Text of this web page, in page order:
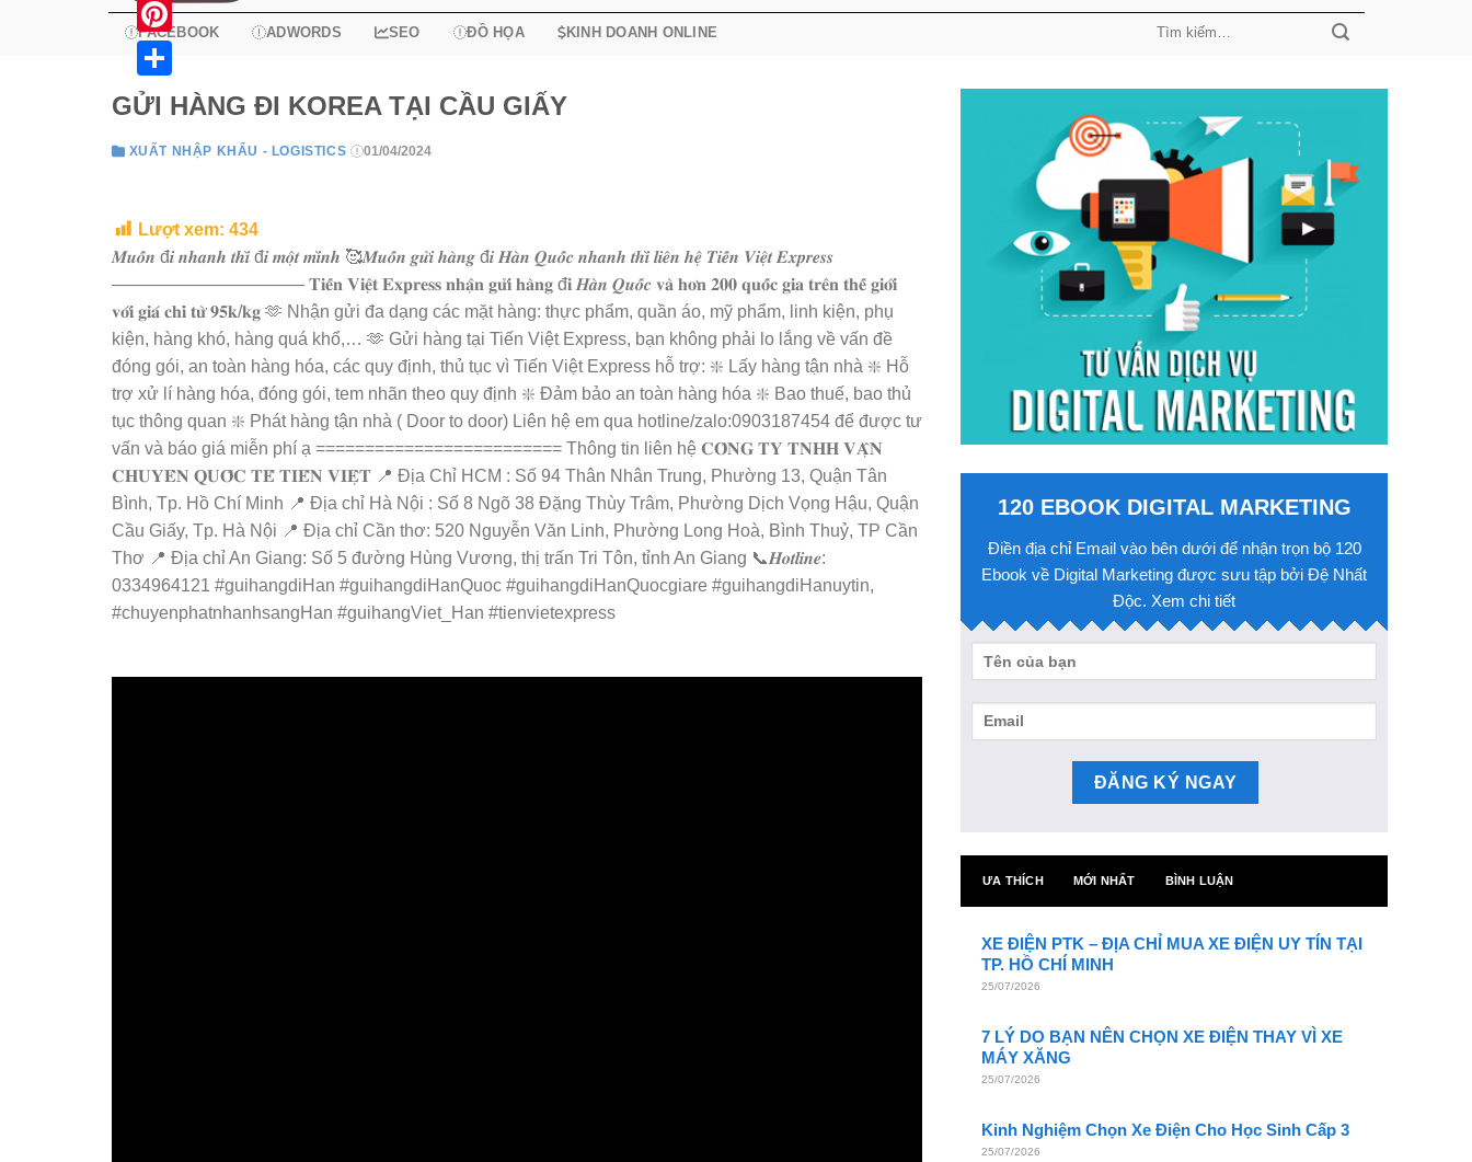
FACEBOOK ADWORDS SEO ĐỒ HỌA KINH DOANH ONLINE
GỬI HÀNG ĐI KOREA TẠI CẦU GIẤY
XUẤT NHẬP KHẨU - LOGISTICS 01/04/2024
Lượt xem: 434
𝑴𝒖𝒐̂́𝒏 đ𝒊 𝒏𝒉𝒂𝒏𝒉 𝒕𝒉𝒊̀ đ𝒊 𝒎𝒐̣̂𝒕 𝒎𝒊̀𝒏𝒉 🥰𝑴𝒖𝒐̂́𝒏 𝒈𝒖̛̉𝒊 𝒉𝒂̀𝒏𝒈 đ𝒊 𝑯𝒂̀𝒏 𝑸𝒖𝒐̂́𝒄 𝒏𝒉𝒂𝒏𝒉 𝒕𝒉𝒊̀ 𝒍𝒊𝒆̂𝒏 𝒉𝒆̣̂ 𝑻𝒊𝒆̂́𝒏 𝑽𝒊𝒆̣̂𝒕 𝑬𝒙𝒑𝒓𝒆𝒔𝒔
——————————— 𝐓𝐢𝐞̂́𝐧 𝐕𝐢𝐞̣̂𝐭 𝐄𝐱𝐩𝐫𝐞𝐬𝐬 𝐧𝐡𝐚̣̂𝐧 𝐠𝐮̛̉𝐢 𝐡𝐚̀𝐧𝐠 đ𝐢 𝑯𝒂̀𝒏 𝑸𝒖𝒐̂́𝒄 𝐯𝐚̀ 𝐡𝐨̛𝐧 𝟐𝟎𝟎 𝐪𝐮𝐨̂́𝐜 𝐠𝐢𝐚 𝐭𝐫𝐞̂𝐧 𝐭𝐡𝐞̂́ 𝐠𝐢𝐨̛́𝐢
𝐯𝐨̛́𝐢 𝐠𝐢𝐚́ 𝐜𝐡𝐢̉ 𝐭𝐮̛̀ 𝟗𝟓𝐤/𝐤𝐠 🫶 Nhận gửi đa dạng các mặt hàng: thực phẩm, quần áo, mỹ phẩm, linh kiện, phụ
kiện, hàng khó, hàng quá khổ,… 🫶 Gửi hàng tại Tiến Việt Express, bạn không phải lo lắng về vấn đề
đóng gói, an toàn hàng hóa, các quy định, thủ tục vì Tiến Việt Express hỗ trợ: ❇️ Lấy hàng tận nhà ❇️ Hỗ
trợ xử lí hàng hóa, đóng gói, tem nhãn theo quy định ❇️ Đảm bảo an toàn hàng hóa ❇️ Bao thuế, bao thủ
tục thông quan ❇️ Phát hàng tận nhà ( Door to door) Liên hệ em qua hotline/zalo:0903187454 để được tư
vấn và báo giá miễn phí ạ ========================= Thông tin liên hệ 𝐂𝐎̂𝐍𝐆 𝐓𝐘 𝐓𝐍𝐇𝐇 𝐕𝐀̣̂𝐍
𝐂𝐇𝐔𝐘𝐄̂̉𝐍 𝐐𝐔𝐎̂́𝐂 𝐓𝐄̂́ 𝐓𝐈𝐄̂́𝐍 𝐕𝐈𝐄̣̂𝐓 📍 Địa Chỉ HCM : Số 94 Thân Nhân Trung, Phường 13, Quận Tân
Bình, Tp. Hồ Chí Minh 📍 Địa chỉ Hà Nội : Số 8 Ngõ 38 Đặng Thùy Trâm, Phường Dịch Vọng Hậu, Quận
Cầu Giấy, Tp. Hà Nội 📍 Địa chỉ Cần thơ: 520 Nguyễn Văn Linh, Phường Long Hoà, Bình Thuỷ, TP Cần
Thơ 📍 Địa chỉ An Giang: Số 5 đường Hùng Vương, thị trấn Tri Tôn, tỉnh An Giang 📞𝑯𝒐𝒕𝒍𝒊𝒏𝒆:
0334964121 #guihangdiHan #guihangdiHanQuoc #guihangdiHanQuocgiare #guihangdiHanuytin,
#chuyenphatnhanhsangHan #guihangViet_Han #tienvietexpress
120 EBOOK DIGITAL MARKETING
Điền địa chỉ Email vào bên dưới để nhận trọn bộ 120
Ebook về Digital Marketing được sưu tập bởi Đệ Nhất
Độc. Xem chi tiết
ƯA THÍCH MỚI NHẤT BÌNH LUẬN
XE ĐIỆN PTK – ĐỊA CHỈ MUA XE ĐIỆN UY TÍN TẠI
TP. HỒ CHÍ MINH
25/07/2026
7 LÝ DO BẠN NÊN CHỌN XE ĐIỆN THAY VÌ XE
MÁY XĂNG
25/07/2026
Kinh Nghiệm Chọn Xe Điện Cho Học Sinh Cấp 3
25/07/2026
X
Pinterest
Share